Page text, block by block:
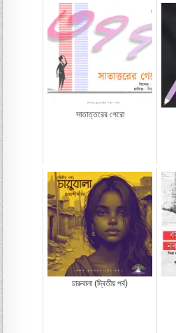
সাতাত্তরের গেরো
চারুবালা (দ্বিতীয় পর্ব)